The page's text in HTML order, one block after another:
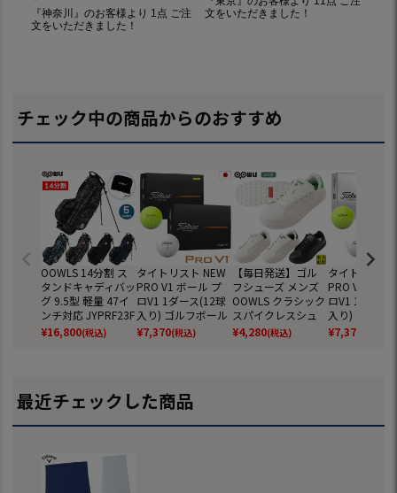
チェック中の商品からのおすすめ
OOWLS 14分割 ス
タンドキャディバッ
グ 9.5型 軽量 47イ
ンチ対応 JYPRF23F
SB 【JYPER'Sオリ
ジナル商品】
¥16,800(税込)
タイトリスト NEW
PRO V1 ボール プ
ロV1 1ダース(12球
入り) ゴルフボール
2025年モデル TITL
EIST 日本正規品
¥7,370(税込)
【毎日発送】ゴル
フシューズ メンズ
OOWLS クラシック
スパイクレスシュ
ーズ JYPRF003 ス
パイクレスシューズ
スゴルフシューズ
¥4,280(税込)
タイトリスト
PRO V1x ボ
ロV1 1ダース
入り) ゴルフ
2025年モデル
EIST 日本正
¥7,370
最近チェックした商品